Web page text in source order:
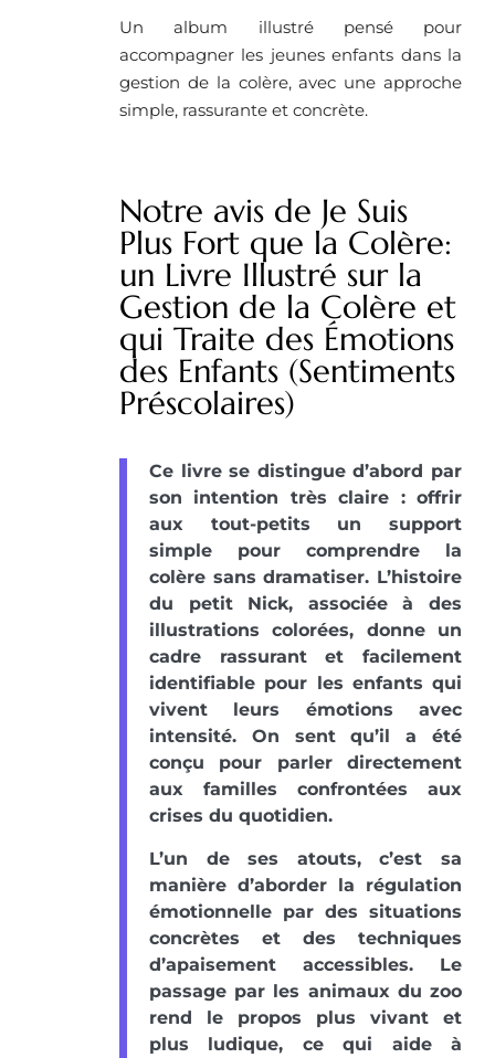
Un album illustré pensé pour
accompagner les jeunes enfants dans la
gestion de la colère, avec une approche
simple, rassurante et concrète.
Notre avis de Je Suis
Plus Fort que la Colère:
un Livre Illustré sur la
Gestion de la Colère et
qui Traite des Émotions
des Enfants (Sentiments
Préscolaires)
Ce livre se distingue d’abord par
son intention très claire : offrir
aux tout-petits un support
simple pour comprendre la
colère sans dramatiser. L’histoire
du petit Nick, associée à des
illustrations colorées, donne un
cadre rassurant et facilement
identifiable pour les enfants qui
vivent leurs émotions avec
intensité. On sent qu’il a été
conçu pour parler directement
aux familles confrontées aux
crises du quotidien.
L’un de ses atouts, c’est sa
manière d’aborder la régulation
émotionnelle par des situations
concrètes et des techniques
d’apaisement accessibles. Le
passage par les animaux du zoo
rend le propos plus vivant et
plus ludique, ce qui aide à